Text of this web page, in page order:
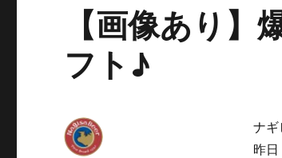
【画像あり
フト♪
ナギ
昨日